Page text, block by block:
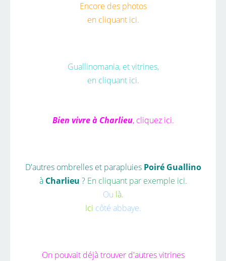
Encore des photos
en cliquant ici.
Guallinomania, et vitrines,
en cliquant ici.
Bien vivre à Charlieu, cliquez ici.
D'autres ombrelles et parapluies Poiré Guallino
à Charlieu ? En cliquant par exemple ici.
Ou là.
Ici côté abbaye.
On pouvait déjà trouver d'autres vitrines